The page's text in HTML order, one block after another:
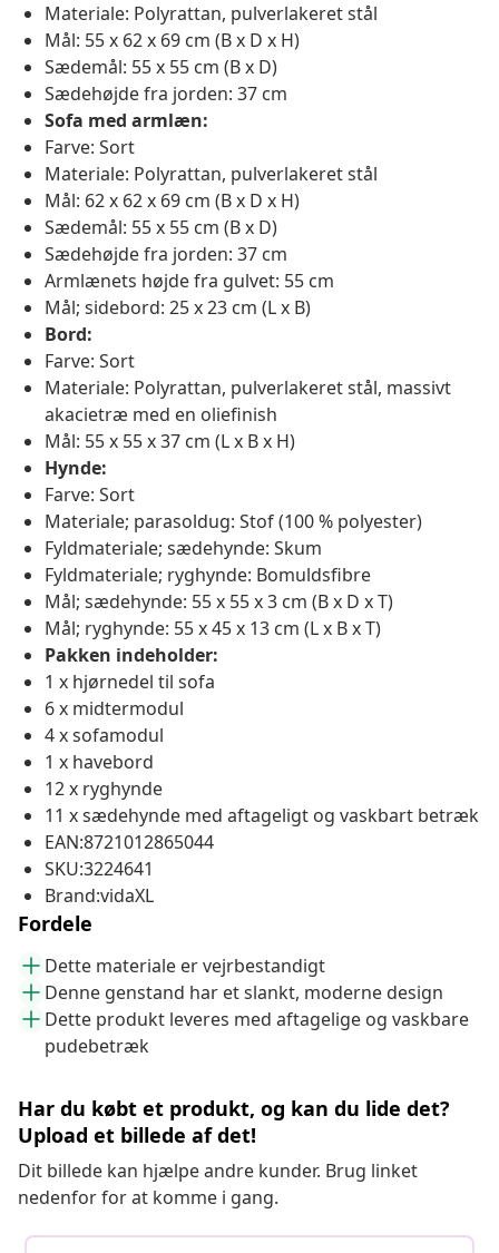
Materiale: Polyrattan, pulverlakeret stål
Mål: 55 x 62 x 69 cm (B x D x H)
Sædemål: 55 x 55 cm (B x D)
Sædehøjde fra jorden: 37 cm
Sofa med armlæn:
Farve: Sort
Materiale: Polyrattan, pulverlakeret stål
Mål: 62 x 62 x 69 cm (B x D x H)
Sædemål: 55 x 55 cm (B x D)
Sædehøjde fra jorden: 37 cm
Armlænets højde fra gulvet: 55 cm
Mål; sidebord: 25 x 23 cm (L x B)
Bord:
Farve: Sort
Materiale: Polyrattan, pulverlakeret stål, massivt
akacietræ med en oliefinish
Mål: 55 x 55 x 37 cm (L x B x H)
Hynde:
Farve: Sort
Materiale; parasoldug: Stof (100 % polyester)
Fyldmateriale; sædehynde: Skum
Fyldmateriale; ryghynde: Bomuldsfibre
Mål; sædehynde: 55 x 55 x 3 cm (B x D x T)
Mål; ryghynde: 55 x 45 x 13 cm (L x B x T)
Pakken indeholder:
1 x hjørnedel til sofa
6 x midtermodul
4 x sofamodul
1 x havebord
12 x ryghynde
11 x sædehynde med aftageligt og vaskbart betræk
EAN:8721012865044
SKU:3224641
Brand:vidaXL
Fordele
Dette materiale er vejrbestandigt
Denne genstand har et slankt, moderne design
Dette produkt leveres med aftagelige og vaskbare
pudebetræk
Har du købt et produkt, og kan du lide det?
Upload et billede af det!
Dit billede kan hjælpe andre kunder. Brug linket
nedenfor for at komme i gang.